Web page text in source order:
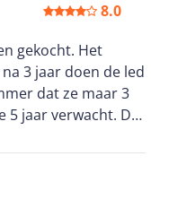
8.0
gekocht. Het
3 jaar doen de led
dat ze maar 3
jaar verwacht. De
had geweten dan